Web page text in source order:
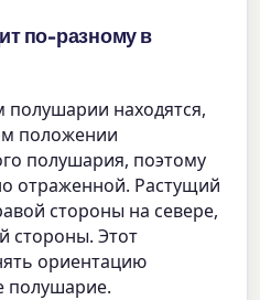
по-разному в
находятся,
положении
полушария, поэтому
отраженной. Растущий
стороны на севере,
стороны. Этот
ориентацию
полушарие.